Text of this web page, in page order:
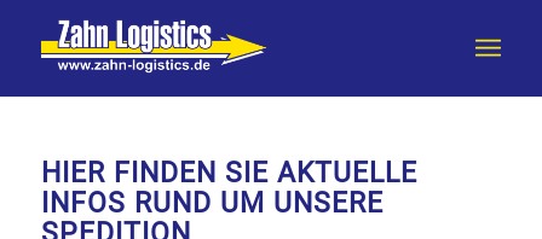
HIER FINDEN SIE AKTUELLE
INFOS RUND UM UNSERE